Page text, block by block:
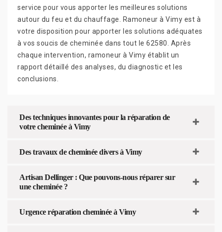
service pour vous apporter les meilleures solutions
autour du feu et du chauffage. Ramoneur à Vimy est à
votre disposition pour apporter les solutions adéquates
à vos soucis de cheminée dans tout le 62580. Après
chaque intervention, ramoneur à Vimy établit un
rapport détaillé des analyses, du diagnostic et les
conclusions.
Des techniques innovantes pour la réparation de
votre cheminée à Vimy
Des travaux de cheminée divers à Vimy
Artisan Dellinger : Que pouvons-nous réparer sur
une cheminée ?
Urgence réparation cheminée à Vimy